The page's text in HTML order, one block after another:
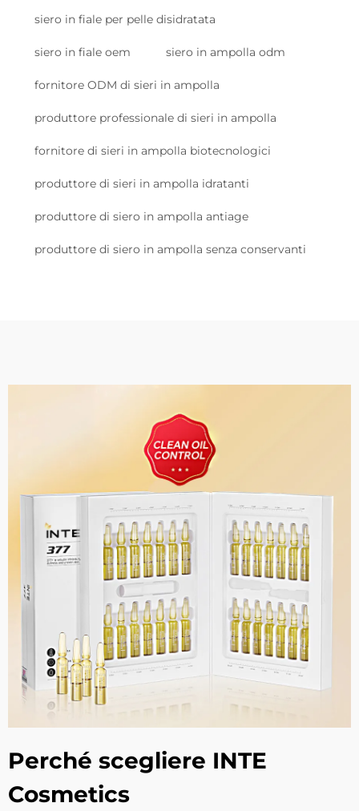
siero in fiale per pelle disidratata
siero in fiale oem siero in ampolla odm
fornitore ODM di sieri in ampolla
produttore professionale di sieri in ampolla
fornitore di sieri in ampolla biotecnologici
produttore di sieri in ampolla idratanti
produttore di siero in ampolla antiage
produttore di siero in ampolla senza conservanti
Perché scegliere INTE
Cosmetics